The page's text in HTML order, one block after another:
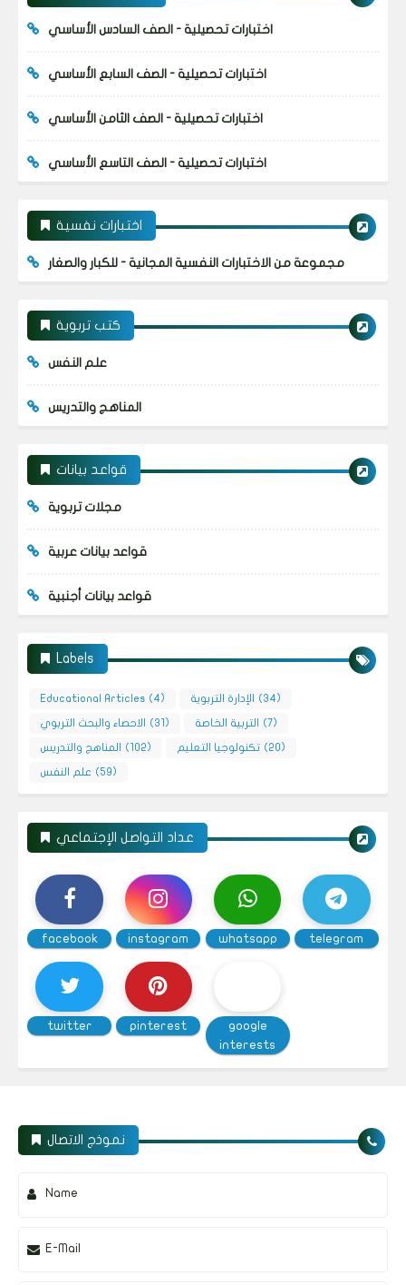
اختبارات تحصيلية - الصف السادس الأساسي
اختبارات تحصيلية - الصف السابع الأساسي
اختبارات تحصيلية - الصف الثامن الأساسي
اختبارات تحصيلية - الصف التاسع الأساسي
اختبارات نفسية
مجموعة من الاختبارات النفسية المجانية - للكبار والصغار
كتب تربوية
علم النفس
المناهج والتدريس
قواعد بيانات
مجلات تربوية
قواعد بيانات عربية
قواعد بيانات أجنبية
Labels
Educational Articles (4) الإدارة التربوية (34)
الاحصاء والبحث التربوي (31) التربية الخاصة (7)
المناهج والتدريس (102) تكنولوجيا التعليم (20)
علم النفس (59)
عداد التواصل الإجتماعي
facebook instagram whatsapp telegram
twitter pinterest
google
interests
نموذج الاتصال
Name
E-Mail